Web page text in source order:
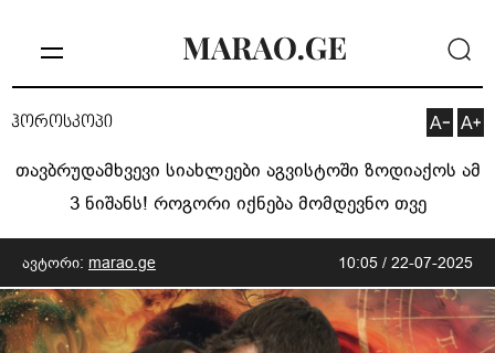
ჰოროსკოპი
თავბრუდამხვევი სიახლეები აგვისტოში ზოდიაქოს ამ
3 ნიშანს! როგორი იქნება მომდევნო თვე
ავტორი: marao.ge 10:05 / 22-07-2025